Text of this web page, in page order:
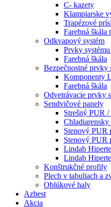
C- kazety
Klampiarske
Trapézové
Farebná škála
Odkvapový systém
Prvky
Farebná škála
Bezpečnostné prvky
Komponenty
Farebná škála
Odvetrávacie prvky
Sendvičové panely
Strešný PUR
Stenový PUR
Stenový PUR
Lindab
Lindab
Konštrukčné profily
Plech v tabuliach a
Oblúkové haly
Azbest
Akcia